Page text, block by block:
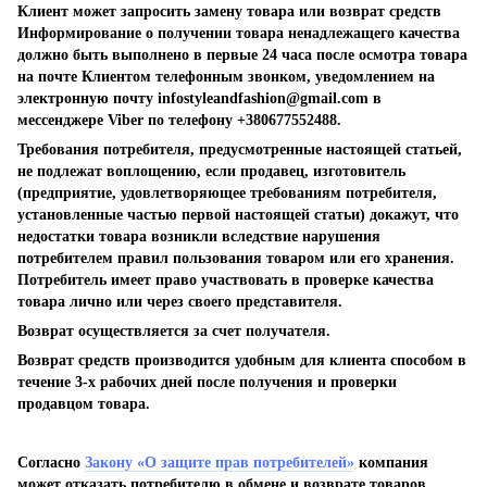
Клиент может запросить замену товара или возврат средств
Информирование о получении товара ненадлежащего качества
должно быть выполнено в первые 24 часа после осмотра товара
на почте Клиентом телефонным звонком, уведомлением на
электронную почту infostyleandfashion@gmail.com в
мессенджере Viber по телефону +380677552488.
Требования потребителя, предусмотренные настоящей статьей,
не подлежат воплощению, если продавец, изготовитель
(предприятие, удовлетворяющее требованиям потребителя,
установленные частью первой настоящей статьи) докажут, что
недостатки товара возникли вследствие нарушения
потребителем правил пользования товаром или его хранения.
Потребитель имеет право участвовать в проверке качества
товара лично или через своего представителя.
Возврат осуществляется за счет получателя.
Возврат средств производится удобным для клиента способом в
течение 3-х рабочих дней после получения и проверки
продавцом товара.
Согласно Закону «О защите прав потребителей» компания